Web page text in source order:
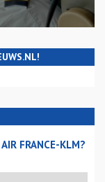
FRANCE-KLM?